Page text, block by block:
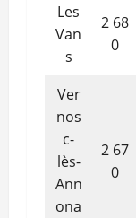
Les
Van
s
2 68
0
Ver
nos
c-
lès-
Ann
ona
2 67
0